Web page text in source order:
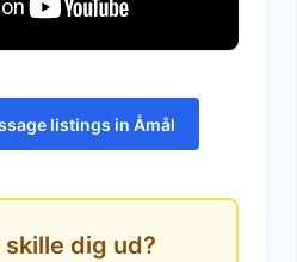
listings in Åmål
skille dig ud?